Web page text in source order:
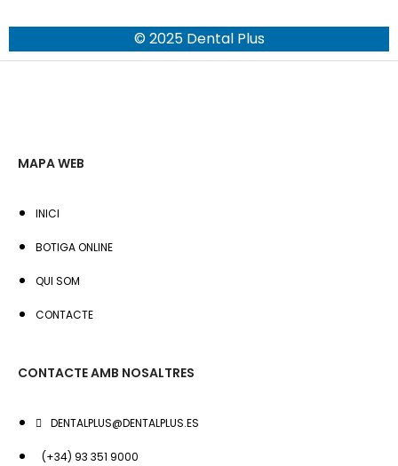
© 2025 Dental Plus
MAPA WEB
INICI
BOTIGA ONLINE
QUI SOM
CONTACTE
CONTACTE AMB NOSALTRES
DENTALPLUS@DENTALPLUS.ES
(+34) 93 351 9000